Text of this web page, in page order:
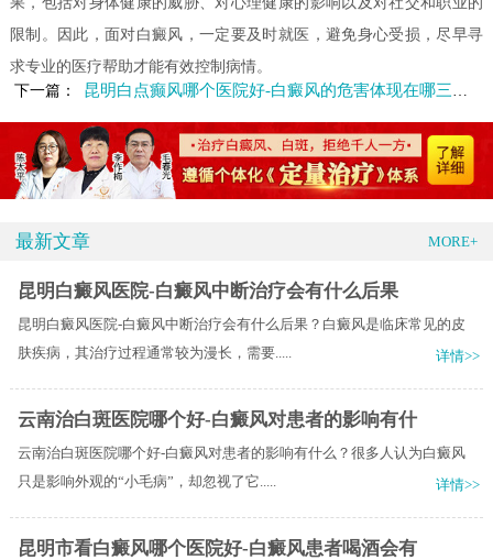
限制。因此，面对白癜风，一定要及时就医，避免身心受损，尽早寻
求专业的医疗帮助才能有效控制病情。
下一篇：
昆明白点癫风哪个医院好-白癜风的危害体现在哪三个方面呢
最新文章 MORE+
昆明白癜风医院-白癜风中断治疗会有什么后果
昆明白癜风医院-白癜风中断治疗会有什么后果？白癜风是临床常见的皮
肤疾病，其治疗过程通常较为漫长，需要.....
详情>>
云南治白斑医院哪个好-白癜风对患者的影响有什
云南治白斑医院哪个好-白癜风对患者的影响有什么？很多人认为白癜风
只是影响外观的“小毛病”，却忽视了它.....
详情>>
昆明市看白癜风哪个医院好-白癜风患者喝酒会有